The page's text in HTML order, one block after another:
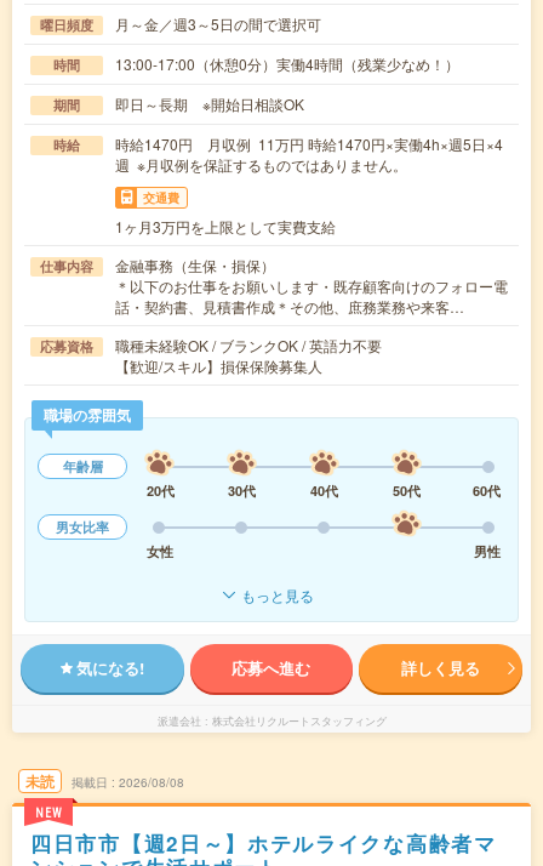
曜日頻度 月～金／週3～5日の間で選択可
時間 13:00-17:00（休憩0分）実働4時間（残業少なめ！）
期間 即日～長期 ※開始日相談OK
時給
時給1470円 月収例 11万円 時給1470円×実働4h×週5日×4
週 ※月収例を保証するものではありません。
交通費
1ヶ月3万円を上限として実費支給
仕事内容
金融事務（生保・損保）
＊以下のお仕事をお願いします・既存顧客向けのフォロー電
話・契約書、見積書作成＊その他、庶務業務や来客…
応募資格
職種未経験OK / ブランクOK / 英語力不要
【歓迎/スキル】損保保険募集人
職場の雰囲気
年齢層
20代
30代 40代 50代
60代
男女比率
女性
男性
もっと見る
気になる! 応募へ進む 詳しく見る
派遣会社 株式会社リクルートスタッフィング
未読
NEW
掲載日 2026/08/08
四日市市【週2日～】ホテルライクな高齢者マ